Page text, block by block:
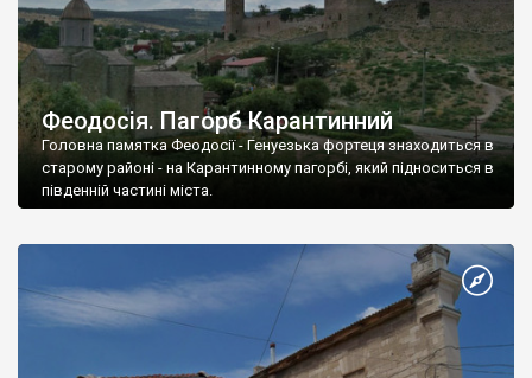
Феодосія. Пагорб Карантинний
Головна памятка Феодосії - Генуезька фортеця знаходиться в
старому районі - на Карантинному пагорбі, який підноситься в
південній частині міста.